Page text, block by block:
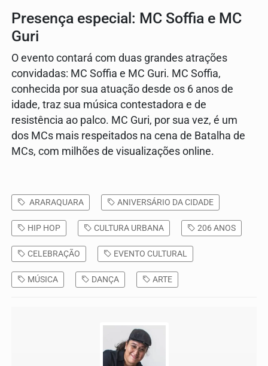
Presença especial: MC Soffia e MC
Guri
O evento contará com duas grandes atrações
convidadas: MC Soffia e MC Guri. MC Soffia,
conhecida por sua atuação desde os 6 anos de
idade, traz sua música contestadora e de
resistência ao palco. MC Guri, por sua vez, é um
dos MCs mais respeitados na cena de Batalha de
MCs, com milhões de visualizações online.
ARARAQUARA ANIVERSÁRIO DA CIDADE
HIP HOP CULTURA URBANA 206 ANOS
CELEBRAÇÃO EVENTO CULTURAL
MÚSICA DANÇA ARTE